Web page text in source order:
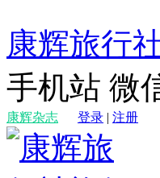
康辉旅行
手机站 微
康辉杂志 登录 | 注册